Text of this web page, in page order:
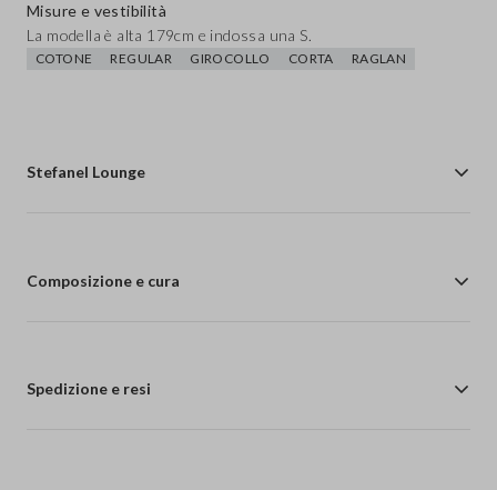
Misure e vestibilità
La modella è alta 179cm e indossa una S.
COTONE REGULAR GIROCOLLO CORTA RAGLAN
Stefanel Lounge
Composizione e cura
Spedizione e resi